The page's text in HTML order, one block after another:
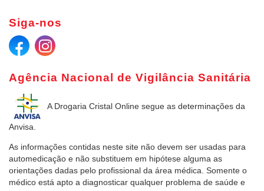
Agência Nacional de Vigilância Sanitária
A Drogaria Cristal Online segue as determinações da
Anvisa.
As informações contidas neste site não devem ser usadas para
automedicação e não substituem em hipótese alguma as
orientações dadas pelo profissional da área médica. Somente o
médico está apto a diagnosticar qualquer problema de saúde e
Siga-nos